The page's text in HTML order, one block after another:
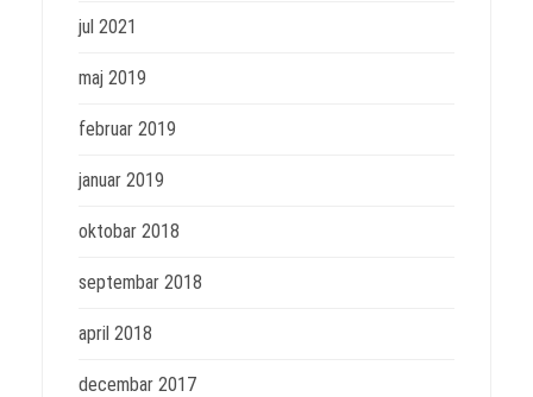
jul 2021
maj 2019
februar 2019
januar 2019
oktobar 2018
septembar 2018
april 2018
decembar 2017